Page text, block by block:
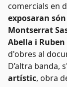
comercials en
exposaran
Montserrat
Abella i Ruben
d'obres al
D’altra banda,
artístic, obra